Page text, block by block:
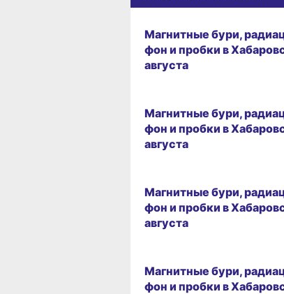
Магнитные бури,
фон и пробки в
августа
Магнитные бури,
фон и пробки в
августа
Магнитные бури,
фон и пробки в
августа
Магнитные бури,
фон и пробки в